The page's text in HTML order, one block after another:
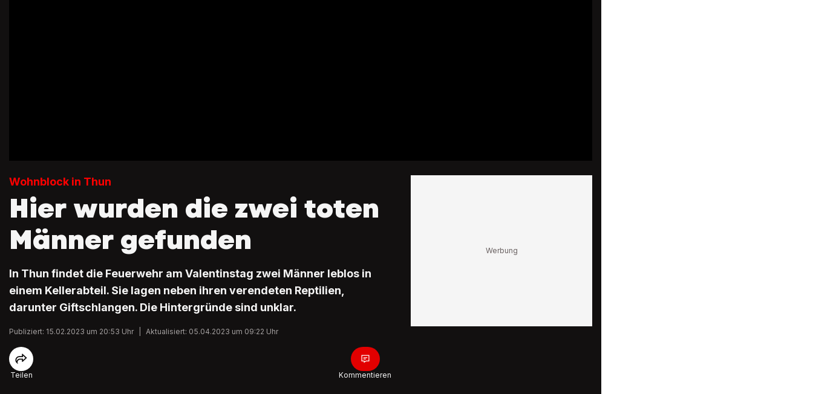
Wohnblock in Thun
Hier wurden die zwei toten
Männer gefunden
In Thun findet die Feuerwehr am Valentinstag zwei Männer leblos in
einem Kellerabteil. Sie lagen neben ihren verendeten Reptilien,
darunter Giftschlangen. Die Hintergründe sind unklar.
Publiziert: 15.02.2023 um 20:53 Uhr Aktualisiert: 05.04.2023 um 09:22 Uhr
Teilen Kommentieren